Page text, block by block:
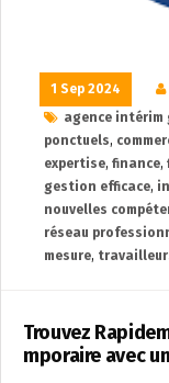
1 Sep 2024
agence intérim
ponctuels,
expertise, finance,
gestion efficace,
nouvelles
réseau
mesure,
Trouvez
mporaire avec